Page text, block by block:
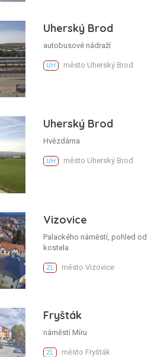
Uherský Brod
autobusové nádraží
UH město Uherský Brod
Uherský Brod
Hvězdárna
UH město Uherský Brod
Vizovice
Palackého náměstí, pohled od
kostela
ZL město Vizovice
Fryšták
náměstí Míru
ZL město Fryšták